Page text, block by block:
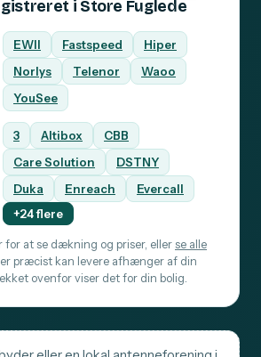
i Store Fuglede
EWII Fastspeed
Hiper
Norlys
Telenor
Waoo
YouSee
3 Altibox
CBB
Care Solution
DSTNY
Duka
Enreach
Evercall
+24 flere
for at se dækning og priser, eller se alle
præcist kan levere afhænger af din
ovenfor viser det for din bolig.